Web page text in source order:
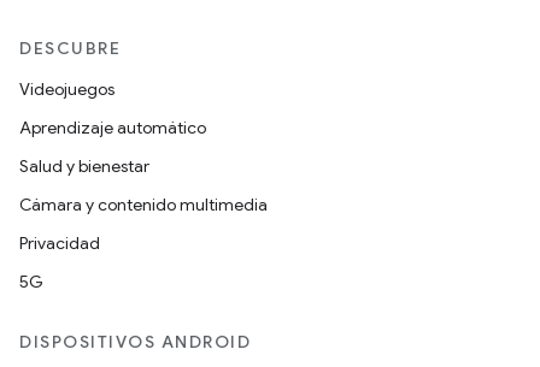
DESCUBRE
Videojuegos
Aprendizaje automático
Salud y bienestar
Cámara y contenido multimedia
Privacidad
5G
DISPOSITIVOS ANDROID